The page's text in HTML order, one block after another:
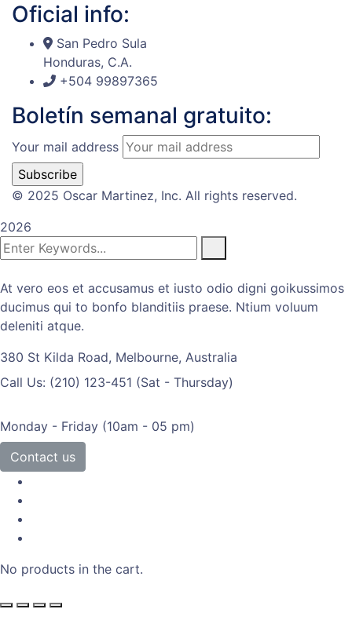
Oficial info:
San Pedro Sula
Honduras, C.A.
+504 99897365
Boletín semanal gratuito:
Your mail address
© 2025 Oscar Martinez, Inc. All rights reserved.
2026
At vero eos et accusamus et iusto odio digni goikussimos
ducimus qui to bonfo blanditiis praese. Ntium voluum
deleniti atque.
380 St Kilda Road, Melbourne, Australia
Call Us: (210) 123-451 (Sat - Thursday)
Monday - Friday (10am - 05 pm)
Contact us
No products in the cart.